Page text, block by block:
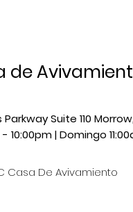
de
Suite 110
10:00pm |​​ Domingo
Casa De Avivamiento